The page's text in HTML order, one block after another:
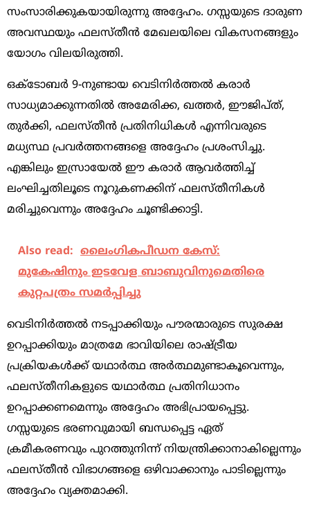
സംസാരിക്കുകയായിരുന്നു അദ്ദേഹം. ഗസ്സയുടെ ദാരുണ
അവസ്ഥയും ഫലസ്തീൻ മേഖലയിലെ വികസനങ്ങളും
യോഗം വിലയിരുത്തി.
ഒക്ടോബർ 9-നുണ്ടായ വെടിനിർത്തൽ കരാർ
സാധ്യമാക്കുന്നതിൽ അമേരിക്ക, ഖത്തർ, ഈജിപ്ത്,
തുർക്കി, ഫലസ്തീൻ പ്രതിനിധികൾ എന്നിവരുടെ
മധ്യസ്ഥ പ്രവർത്തനങ്ങളെ അദ്ദേഹം പ്രശംസിച്ചു.
എങ്കിലും ഇസ്രായേൽ ഈ കരാർ ആവർത്തിച്ച്
ലംഘിച്ചതിലൂടെ നൂറുകണക്കിന് ഫലസ്തീനികൾ
മരിച്ചുവെന്നും അദ്ദേഹം ചൂണ്ടിക്കാട്ടി.
Also read: ലൈംഗികപീ‍ഡന കേസ്:
മുകേഷിനും ഇടവേള ബാബുവിനുമെതിരെ
കുറ്റപത്രം സമർപ്പിച്ചു
വെടിനിർത്തൽ നടപ്പാക്കിയും പൗരന്മാരുടെ സുരക്ഷ
ഉറപ്പാക്കിയും മാത്രമേ ഭാവിയിലെ രാഷ്ട്രീയ
പ്രക്രിയകൾക്ക് യഥാർത്ഥ അർത്ഥമുണ്ടാകൂവെന്നും,
ഫലസ്തീനികളുടെ യഥാർത്ഥ പ്രതിനിധാനം
ഉറപ്പാക്കണമെന്നും അദ്ദേഹം അഭിപ്രായപ്പെട്ടു.
ഗസ്സയുടെ ഭരണവുമായി ബന്ധപ്പെട്ട ഏത്
ക്രമീകരണവും പുറത്തുനിന്ന് നിയന്ത്രിക്കാനാകില്ലെന്നും
ഫലസ്തീൻ വിഭാഗങ്ങളെ ഒഴിവാക്കാനും പാടില്ലെന്നും
അദ്ദേഹം വ്യക്തമാക്കി.